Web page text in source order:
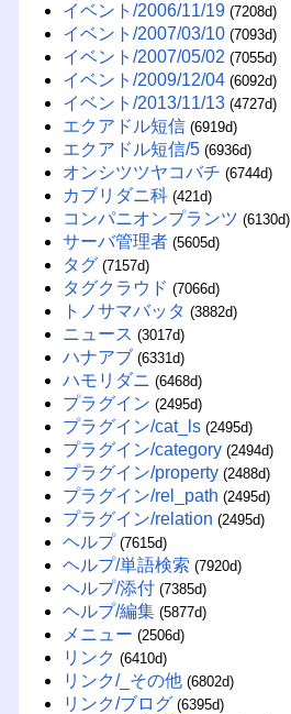
イベント/2006/11/19 (7208d)
イベント/2007/03/10 (7093d)
イベント/2007/05/02 (7055d)
イベント/2009/12/04 (6092d)
イベント/2013/11/13 (4727d)
エクアドル短信 (6919d)
エクアドル短信/5 (6936d)
オンシツツヤコバチ (6744d)
カブリダニ科 (421d)
コンパニオンプランツ (6130d)
サーバ管理者 (5605d)
タグ (7157d)
タグクラウド (7066d)
トノサマバッタ (3882d)
ニュース (3017d)
ハナアブ (6331d)
ハモリダニ (6468d)
プラグイン (2495d)
プラグイン/cat_ls (2495d)
プラグイン/category (2494d)
プラグイン/property (2488d)
プラグイン/rel_path (2495d)
プラグイン/relation (2495d)
ヘルプ (7615d)
ヘルプ/単語検索 (7920d)
ヘルプ/添付 (7385d)
ヘルプ/編集 (5877d)
メニュー (2506d)
リンク (6410d)
リンク/_その他 (6802d)
リンク/ブログ (6395d)